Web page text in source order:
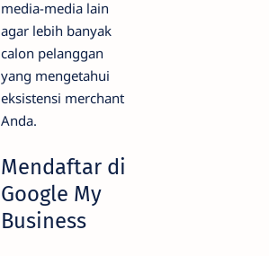
media-media lain
agar lebih banyak
calon pelanggan
yang mengetahui
eksistensi merchant
Anda.
Mendaftar di
Google My
Business